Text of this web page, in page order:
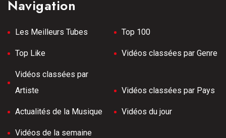
Navigation
Les Meilleurs Tubes Top 100
Top Like Vidéos classées par Genre
Vidéos classées par
Artiste
Vidéos classées par Pays
Actualités de la Musique Vidéos du jour
Vidéos de la semaine